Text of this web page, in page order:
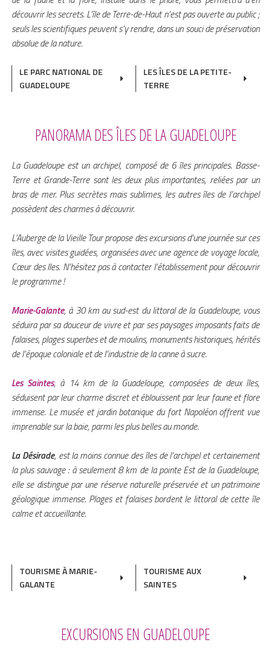
découvrir les secrets. L’île de Terre-de-Haut n’est pas ouverte au public ;
seuls les scientifiques peuvent s’y rendre, dans un souci de préservation
absolue de la nature.
LE PARC NATIONAL DE
GUADELOUPE
LES ÎLES DE LA PETITE-
TERRE
PANORAMA DES ÎLES DE LA GUADELOUPE
La Guadeloupe est un archipel, composé de 6 îles principales. Basse-
Terre et Grande-Terre sont les deux plus importantes, reliées par un
bras de mer. Plus secrètes mais sublimes, les autres îles de l’archipel
possèdent des charmes à découvrir.
L’Auberge de la Vieille Tour propose des excursions d’une journée sur ces
îles, avec visites guidées, organisées avec une agence de voyage locale,
Cœur des Iles. N’hésitez pas à contacter l’établissement pour découvrir
le programme !
Marie-Galante, à 30 km au sud-est du littoral de la Guadeloupe, vous
séduira par sa douceur de vivre et par ses paysages imposants faits de
falaises, plages superbes et de moulins, monuments historiques, hérités
de l’époque coloniale et de l’industrie de la canne à sucre.
Les Saintes, à 14 km de la Guadeloupe, composées de deux îles,
séduisent par leur charme discret et éblouissent par leur faune et flore
immense. Le musée et jardin botanique du fort Napoléon offrent vue
imprenable sur la baie, parmi les plus belles au monde.
La Désirade, est la moins connue des îles de l’archipel et certainement
la plus sauvage : à seulement 8 km de la pointe Est de la Guadeloupe,
elle se distingue par une réserve naturelle préservée et un patrimoine
géologique immense. Plages et falaises bordent le littoral de cette île
calme et accueillante.
TOURISME À MARIE-
GALANTE
TOURISME AUX
SAINTES
EXCURSIONS EN GUADELOUPE